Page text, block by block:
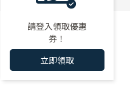
請登入領取優惠
券！
立即領取